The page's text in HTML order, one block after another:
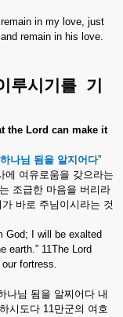
in my love, just
remain in his love.
루시기를 기
the Lord can make it
하나님 됨을 알지어다”
에 여유로움을 갖으라는
조급한 마음을 버리라
가 바로 주님이시라는 것
God; I will be exalted
earth.” 11The Lord
fortress.
나님 됨을 알찌어다 내
하시도다 11만군의 여호